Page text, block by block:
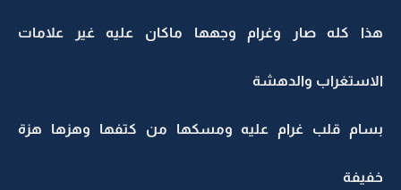
هذا كله صار وغرام وجهها ماكان عليه غير علامات
الاستغراب والدهشة
بسام قلب غرام عليه ومسكها من كتفها وهزها هزة
خفيفة